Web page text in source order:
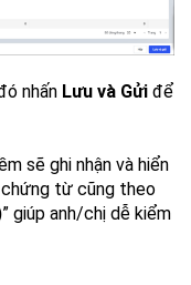
nhấn Lưu và Gửi để
sẽ ghi nhận và hiển
từ cũng theo
” giúp anh/chị dễ kiểm